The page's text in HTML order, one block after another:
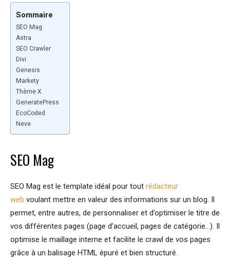
Sommaire
SEO Mag
Astra
SEO Crawler
Divi
Genesis
Markety
Thème X
GeneratePress
EcoCoded
Neve
SEO Mag
SEO Mag est le template idéal pour tout rédacteur
web voulant mettre en valeur des informations sur un blog. Il
permet, entre autres, de personnaliser et d’optimiser le titre de
vos différentes pages (page d’accueil, pages de catégorie…). Il
optimise le maillage interne et facilite le crawl de vos pages
grâce à un balisage HTML épuré et bien structuré.